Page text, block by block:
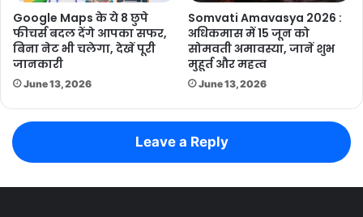
Google Maps के ये 8 छुपे
फीचर्स बदल देंगे आपका सफर,
बिना नेट भी चलेगा, देखें पूरी
जानकारी
June 13, 2026
Somvati Amavasya 2026 :
अधिकमास में 15 जून को
सोमवती अमावस्या, जानें शुभ
मुहूर्त और महत्व
June 13, 2026
Leave a Reply